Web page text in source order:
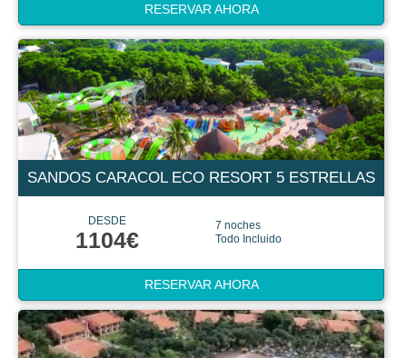
RESERVAR AHORA
SANDOS CARACOL ECO RESORT 5 ESTRELLAS
DESDE
1104€
7 noches
Todo Incluido
RESERVAR AHORA